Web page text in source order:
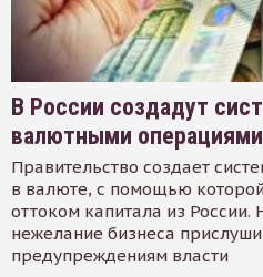
В России создадут
валютными операциями
Правительство создает
в валюте, с помощью
оттоком капитала из России.
нежелание бизнеса
предупреждениям власти